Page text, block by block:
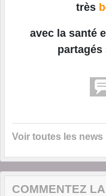
très
avec la santé
partagés
Voir toutes les news
COMMENTEZ